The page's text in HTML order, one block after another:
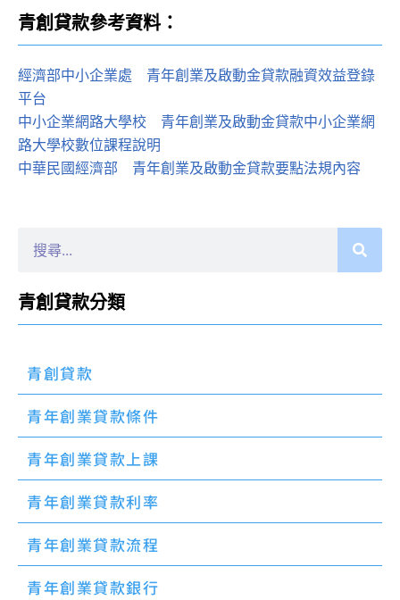
青創貸款參考資料：
經濟部中小企業處
青年創業及啟動金貸款融資效益登錄
平台
中小企業網路大學校
青年創業及啟動金貸款中小企業網
路大學校數位課程說明
中華民國經濟部
青年創業及啟動金貸款要點法規內容
青創貸款分類
青創貸款
青年創業貸款條件
青年創業貸款上課
青年創業貸款利率
青年創業貸款流程
青年創業貸款銀行